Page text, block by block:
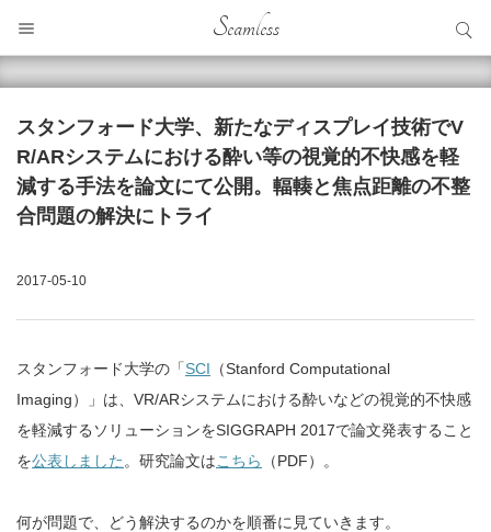
Seamless
スタンフォード大学、新たなディスプレイ技術でV
R/ARシステムにおける酔い等の視覚的不快感を軽
減する手法を論文にて公開。輻輳と焦点距離の不整
合問題の解決にトライ
2017-05-10
スタンフォード大学の「SCI （Stanford Computational
Imaging）」は、VR/ARシステムにおける酔いなどの視覚的不快感
を軽減するソリューションをSIGGRAPH 2017で論文発表すること
を公表しました 。研究論文はこちら （PDF）。
何が問題で、どう解決するのかを順番に見ていきます。
サイト内検索